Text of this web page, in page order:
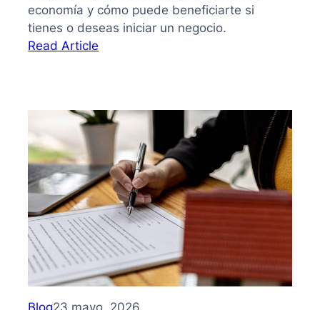
economía y cómo puede beneficiarte si
tienes o deseas iniciar un negocio.
Read Article
Guía
clara
para
entender
su
importancia
y
beneficios
Blog23 mayo, 2026